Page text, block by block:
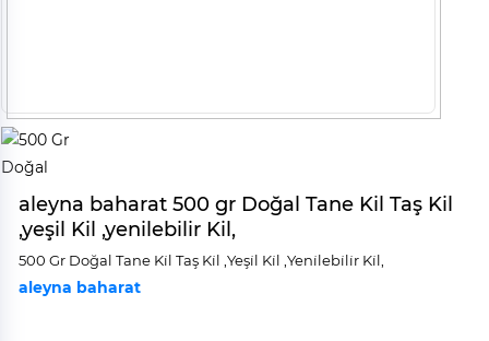
aleyna baharat 500 gr Doğal Tane Kil Taş Kil
,yeşil Kil ,yenilebilir Kil,
500 Gr Doğal Tane Ki̇l Taş Ki̇l ,Yeşi̇l Ki̇l ,Yeni̇lebi̇li̇r Ki̇l,
aleyna baharat